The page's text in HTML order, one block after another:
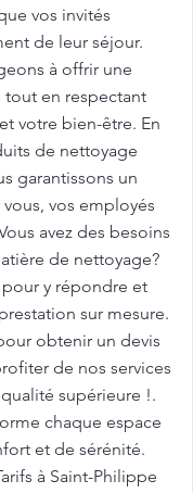
vos invités
de leur séjour.
à offrir une
en respectant
votre bien-être. En
de nettoyage
garantissons un
vos employés
avez des besoins
de nettoyage?
y répondre et
sur mesure.
obtenir un devis
de nos services
supérieure !.
chaque espace
et de sérénité.
à Saint-Philippe